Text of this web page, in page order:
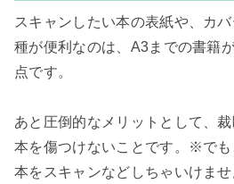
スキャンしたい本の表紙や、カ
種が便利なのは、A3までの書籍
点です。
あと圧倒的なメリットとして、裁
本を傷つけないことです。※で
本をスキャンなどしちゃいけませ